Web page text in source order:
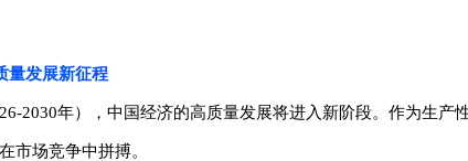
量发展新征程
2030年），中国经济的高质量发展将进入新阶段。作为生
市场竞争中拼搏。